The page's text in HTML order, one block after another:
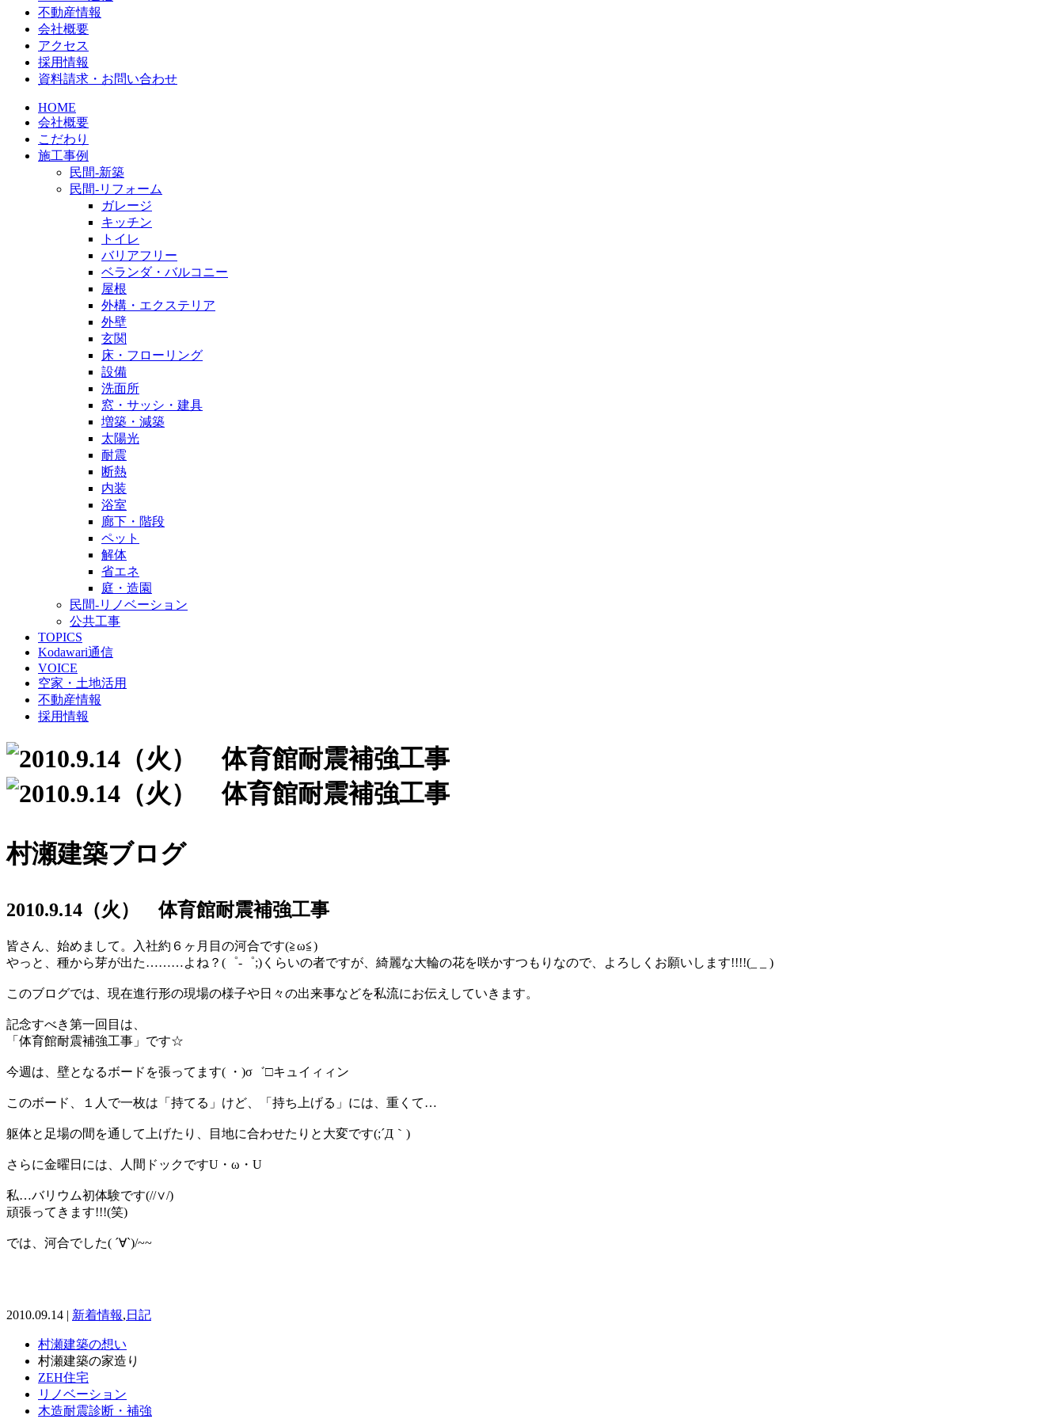
不動産情報
会社概要
アクセス
採用情報
資料請求・お問い合わせ
HOME
会社概要
こだわり
施工事例
民間-新築
民間-リフォーム
ガレージ
キッチン
トイレ
バリアフリー
ベランダ・バルコニー
屋根
外構・エクステリア
外壁
玄関
床・フローリング
設備
洗面所
窓・サッシ・建具
増築・減築
太陽光
耐震
断熱
内装
浴室
廊下・階段
ペット
解体
省エネ
庭・造園
民間-リノベーション
公共工事
TOPICS
Kodawari通信
VOICE
空家・土地活用
不動産情報
採用情報
村瀬建築ブログ
2010.9.14（火） 体育館耐震補強工事
皆さん、始めまして。入社約６ヶ月目の河合です(≧ω≦)ゝ
やっと、種から芽が出た………よね？(゜-゜;)くらいの者ですが、綺麗な大輪の花を咲かすつもりなので、よろしくお願いします!!!!(_ _ )
このブログでは、現在進行形の現場の様子や日々の出来事などを私流にお伝えしていきます。
記念すべき第一回目は、
「体育館耐震補強工事」です☆
今週は、壁となるボードを張ってます( ・)σ゛□キュイィィン
このボード、１人で一枚は「持てる」けど、「持ち上げる」には、重くて…
躯体と足場の間を通して上げたり、目地に合わせたりと大変です(;´Д｀)
さらに金曜日には、人間ドックですU・ω・U
私…バリウム初体験です(//∨/)
頑張ってきます!!!(笑)
では、河合でした( ´∀`)/~~
2010.09.14 | 新着情報, 日記
村瀬建築の想い
村瀬建築の家造り
ZEH住宅
リノベーション
木造耐震診断・補強